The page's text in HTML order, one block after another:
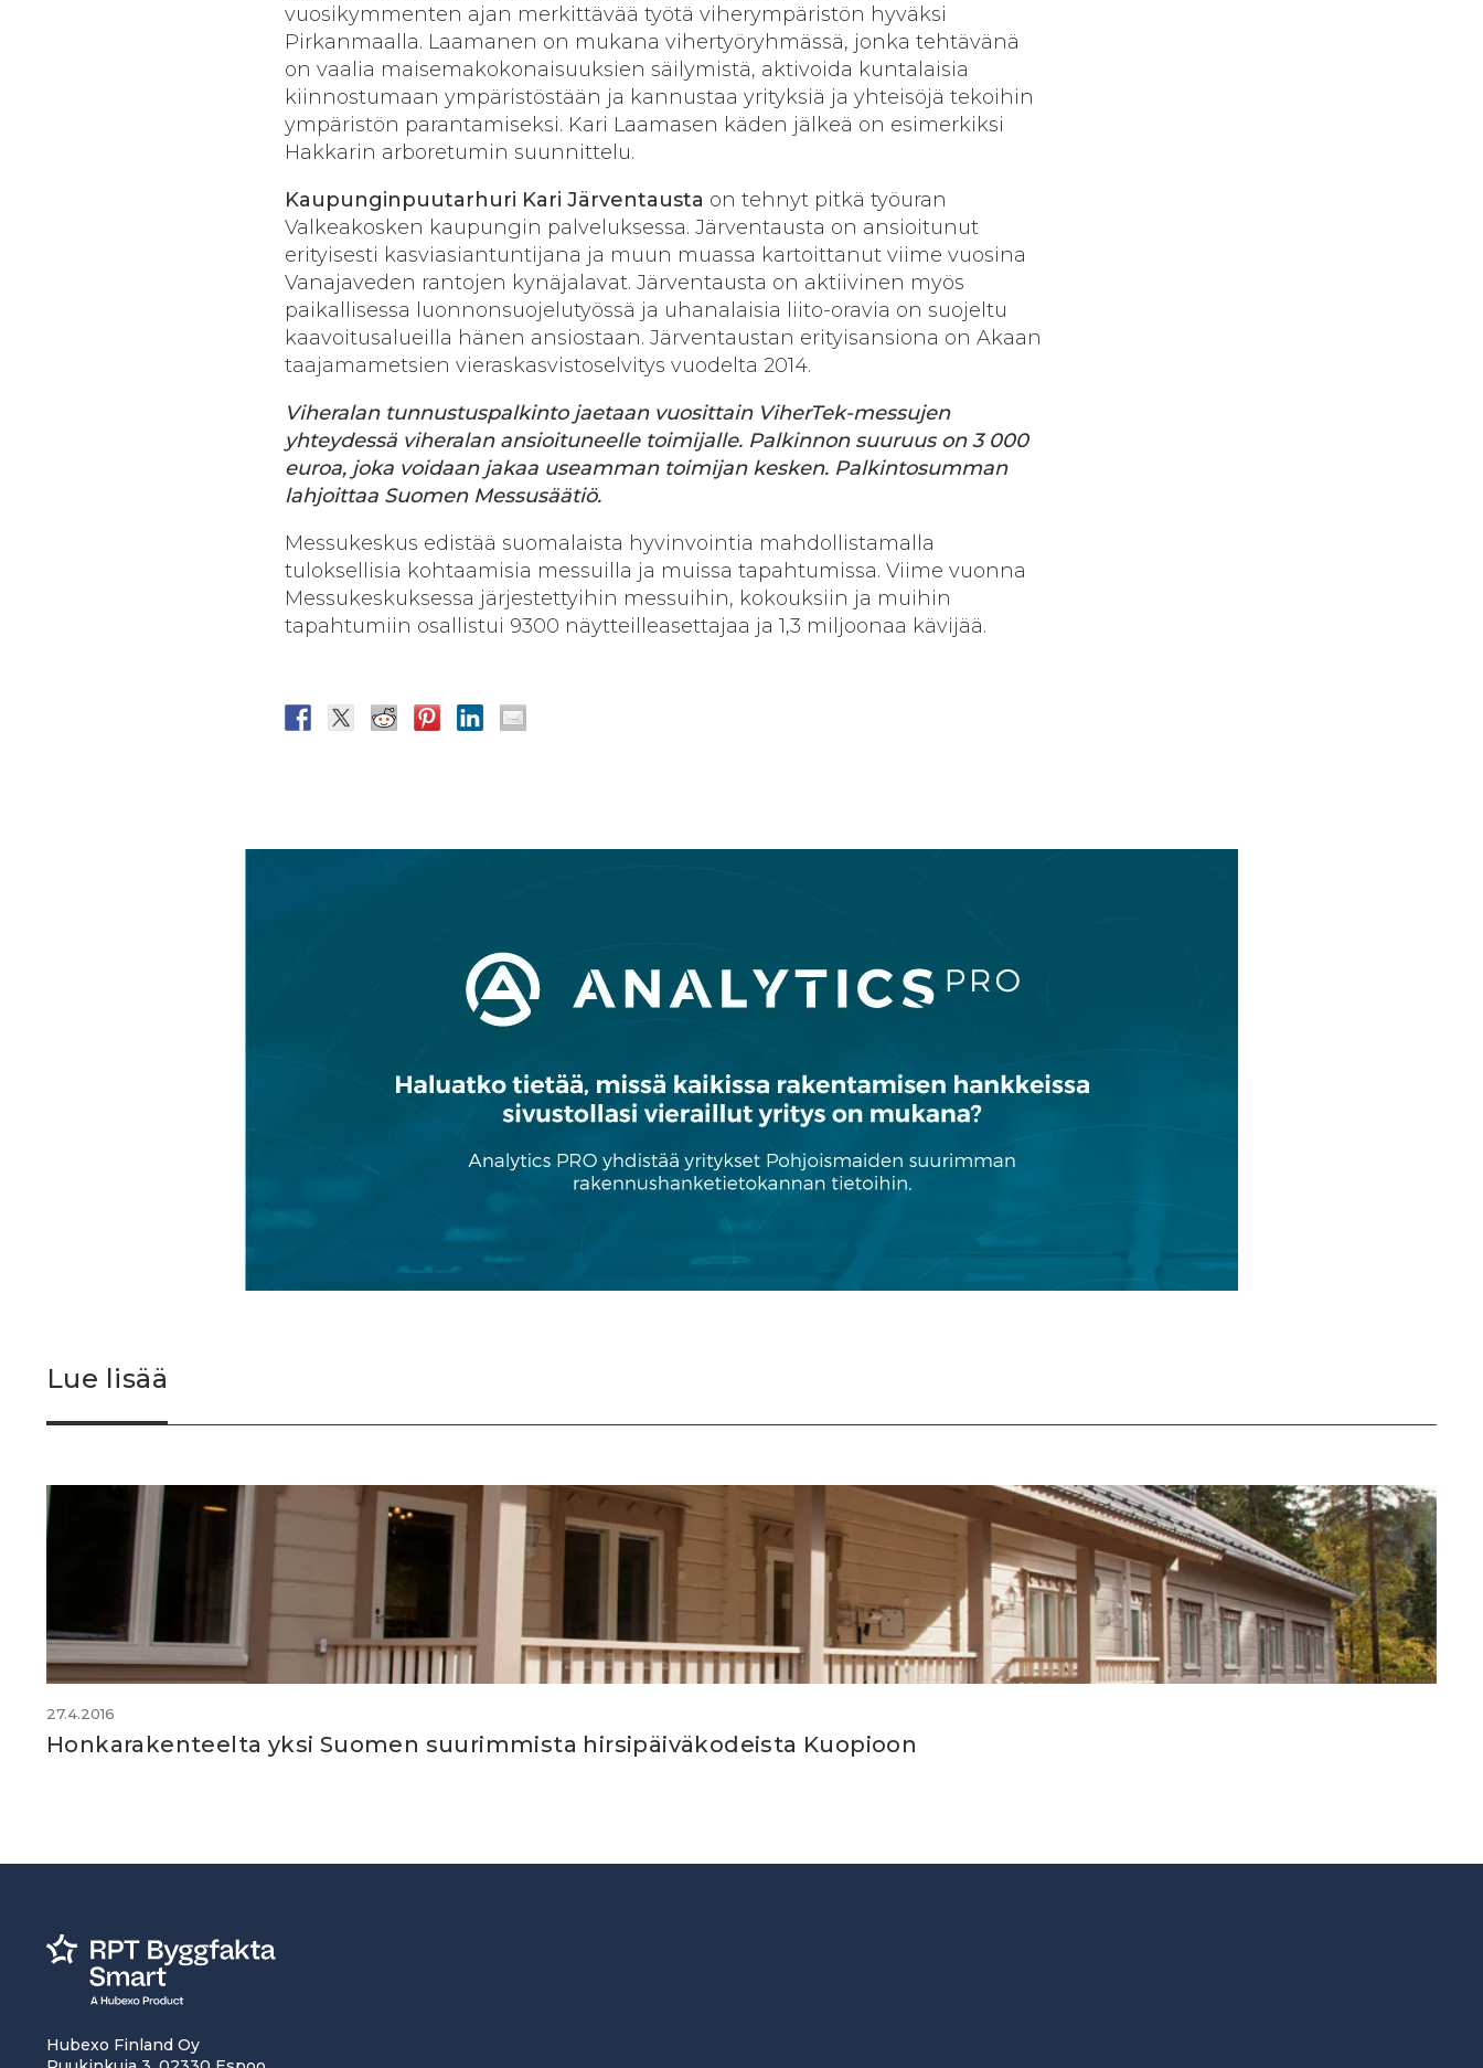
vuosikymmenten ajan merkittävää työtä viherympäristön hyväksi
Pirkanmaalla. Laamanen on mukana vihertyöryhmässä, jonka tehtävänä
on vaalia maisemakokonaisuuksien säilymistä, aktivoida kuntalaisia
kiinnostumaan ympäristöstään ja kannustaa yrityksiä ja yhteisöjä tekoihin
ympäristön parantamiseksi. Kari Laamasen käden jälkeä on esimerkiksi
Hakkarin arboretumin suunnittelu.
Kaupunginpuutarhuri Kari Järventausta on tehnyt pitkä työuran
Valkeakosken kaupungin palveluksessa. Järventausta on ansioitunut
erityisesti kasviasiantuntijana ja muun muassa kartoittanut viime vuosina
Vanajaveden rantojen kynäjalavat. Järventausta on aktiivinen myös
paikallisessa luonnonsuojelutyössä ja uhanalaisia liito-oravia on suojeltu
kaavoitusalueilla hänen ansiostaan. Järventaustan erityisansiona on Akaan
taajamametsien vieraskasvistoselvitys vuodelta 2014.
Viheralan tunnustuspalkinto jaetaan vuosittain ViherTek-messujen
yhteydessä viheralan ansioituneelle toimijalle. Palkinnon suuruus on 3 000
euroa, joka voidaan jakaa useamman toimijan kesken. Palkintosumman
lahjoittaa Suomen Messusäätiö.
Messukeskus edistää suomalaista hyvinvointia mahdollistamalla
tuloksellisia kohtaamisia messuilla ja muissa tapahtumissa. Viime vuonna
Messukeskuksessa järjestettyihin messuihin, kokouksiin ja muihin
tapahtumiin osallistui 9300 näytteilleasettajaa ja 1,3 miljoonaa kävijää.
Lue lisää
27.4.2016
Honkarakenteelta yksi Suomen suurimmista hirsipäiväkodeista Kuopioon
Hubexo Finland Oy